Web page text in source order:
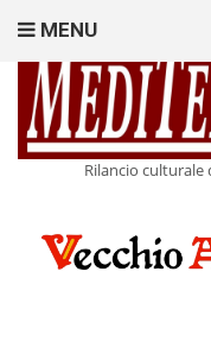
Rilancio culturale
MENU